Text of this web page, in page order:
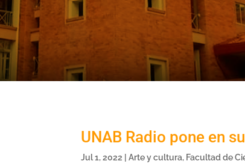
UNAB Radio pone en
Jul 1, 2022 |Arte y cultura, Facultad de